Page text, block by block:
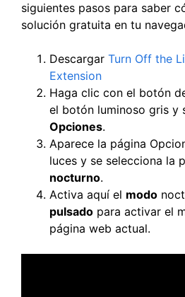
siguientes pasos para saber
solución gratuita en tu
Descargar Turn Off the
Extension
Haga clic con el botón
el botón luminoso gris y
Opciones.
Aparece la página
luces y se selecciona la
nocturno.
Activa aquí el modo
pulsado para activar el
página web actual.